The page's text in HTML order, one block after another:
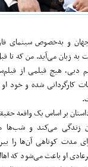
و به‌خصوص سینمای
به زبان می‌آید. من که تا
دبی، هیچ فیلمی از
کارگردانی شده و خود او
داستان بر اساس یک واقعه
زندگی می‌کند و شب‌ها
مدت کوتاهی آن‌ها را
او باعث می‌شود که